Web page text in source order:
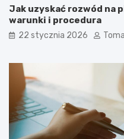
Jak uzyskać rozwód na
warunki i procedura
22 stycznia 2026